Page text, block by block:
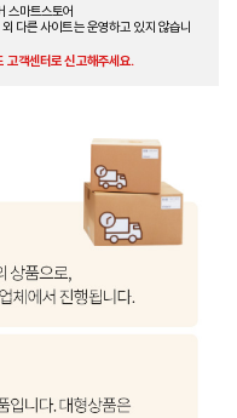
스마트스토어
다른 사이트는 운영하고 있지 않습니
고객센터로 신고해주세요.